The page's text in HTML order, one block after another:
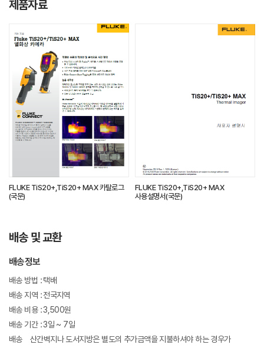
제품자료
FLUKE TiS20+,TiS20+ MAX 카탈로그
(국문)
FLUKE TiS20+,TiS20+ MAX
사용설명서(국문)
배송 및 교환
배송정보
배송 방법 :택배
배송 지역 :전국지역
배송 비용 :3,500원
배송 기간 :3일 ~ 7일
배송
산간벽지나 도서지방은 별도의 추가금액을 지불하셔야 하는 경우가